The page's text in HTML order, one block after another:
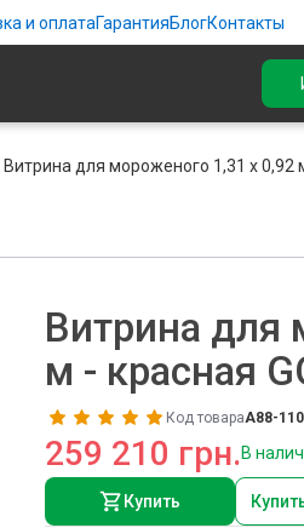
и оплатаГарантияБлогКонтакты
Витрина для мороженого 1,31 x 0,92
Витрина для
м - красная
Код товараA88-
259 210 грн.В
Купить